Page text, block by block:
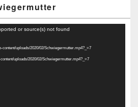
or source(s) not found
uploads/2020/02/Schwiegermutter.mp4?_=7
uploads/2020/02/Schwiegermutter.mp4?_=7